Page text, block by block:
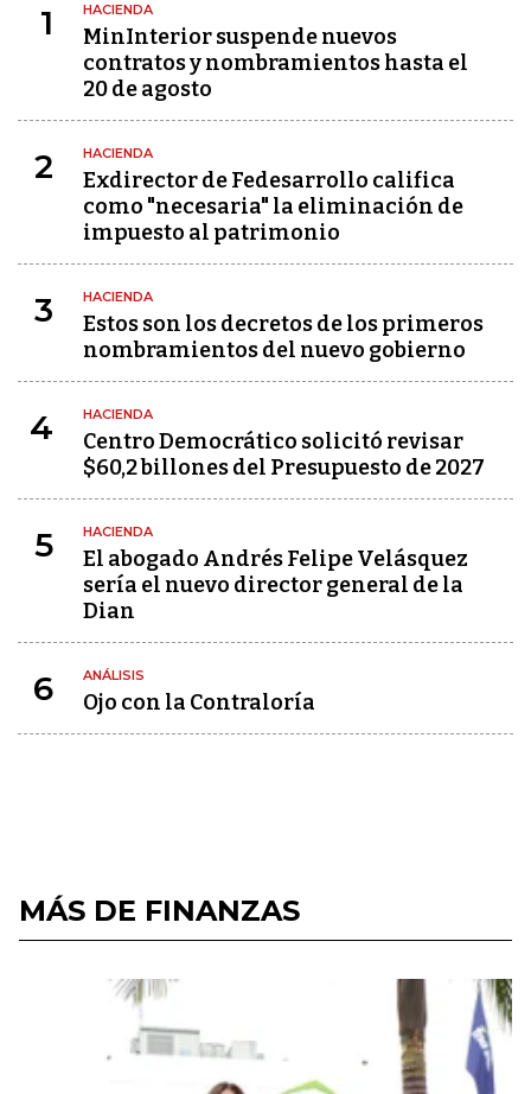
1 HACIENDA
MinInterior suspende nuevos
contratos y nombramientos hasta el
20 de agosto
2 HACIENDA
Exdirector de Fedesarrollo califica
como "necesaria" la eliminación de
impuesto al patrimonio
3 HACIENDA
Estos son los decretos de los primeros
nombramientos del nuevo gobierno
4 HACIENDA
Centro Democrático solicitó revisar
$60,2 billones del Presupuesto de 2027
5 HACIENDA
El abogado Andrés Felipe Velásquez
sería el nuevo director general de la
Dian
6 ANÁLISIS
Ojo con la Contraloría
MÁS DE FINANZAS